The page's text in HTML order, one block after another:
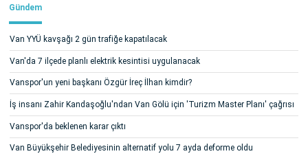
Gündem
Van YYÜ kavşağı 2 gün trafiğe kapatılacak
Van'da 7 ilçede planlı elektrik kesintisi uygulanacak
Vanspor'un yeni başkanı Özgür İreç İlhan kimdir?
İş insanı Zahir Kandaşoğlu'ndan Van Gölü için 'Turizm Master Planı' çağrısı
Vanspor'da beklenen karar çıktı
Van Büyükşehir Belediyesinin alternatif yolu 7 ayda deforme oldu